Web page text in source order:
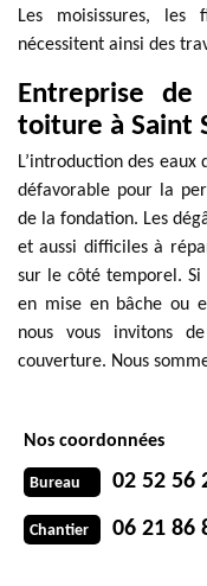
Les moisissures, les
nécessitent ainsi des
Entreprise
toiture à Saint
L’introduction des
défavorable pour la
de la fondation. Les
et aussi difficiles à
sur le côté temporel.
en mise en bâche ou
nous vous invitons
couverture. Nous
Nos coordonnées
Bureau 02 52 56
Chantier 06 21 86